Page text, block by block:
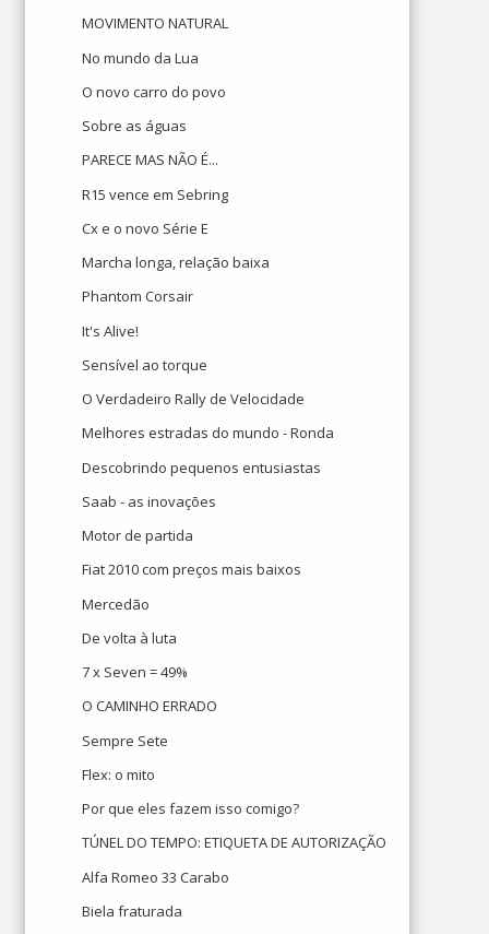
MOVIMENTO NATURAL
No mundo da Lua
O novo carro do povo
Sobre as águas
PARECE MAS NÃO É...
R15 vence em Sebring
Cx e o novo Série E
Marcha longa, relação baixa
Phantom Corsair
It's Alive!
Sensível ao torque
O Verdadeiro Rally de Velocidade
Melhores estradas do mundo - Ronda
Descobrindo pequenos entusiastas
Saab - as inovações
Motor de partida
Fiat 2010 com preços mais baixos
Mercedão
De volta à luta
7 x Seven = 49%
O CAMINHO ERRADO
Sempre Sete
Flex: o mito
Por que eles fazem isso comigo?
TÚNEL DO TEMPO: ETIQUETA DE AUTORIZAÇÃO
Alfa Romeo 33 Carabo
Biela fraturada